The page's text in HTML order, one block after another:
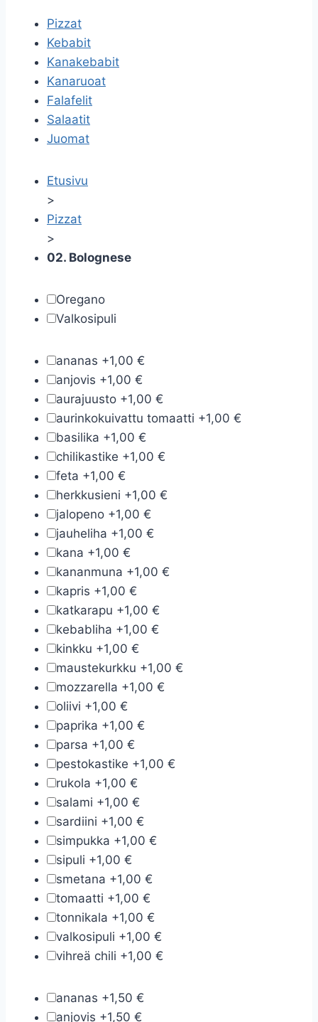
Pizzat
Kebabit
Kanakebabit
Kanaruoat
Falafelit
Salaatit
Juomat
Etusivu
>
Pizzat
>
02. Bolognese
Oregano
Valkosipuli
ananas +1,00 €
anjovis +1,00 €
aurajuusto +1,00 €
aurinkokuivattu tomaatti +1,00 €
basilika +1,00 €
chilikastike +1,00 €
feta +1,00 €
herkkusieni +1,00 €
jalopeno +1,00 €
jauheliha +1,00 €
kana +1,00 €
kananmuna +1,00 €
kapris +1,00 €
katkarapu +1,00 €
kebabliha +1,00 €
kinkku +1,00 €
maustekurkku +1,00 €
mozzarella +1,00 €
oliivi +1,00 €
paprika +1,00 €
parsa +1,00 €
pestokastike +1,00 €
rukola +1,00 €
salami +1,00 €
sardiini +1,00 €
simpukka +1,00 €
sipuli +1,00 €
smetana +1,00 €
tomaatti +1,00 €
tonnikala +1,00 €
valkosipuli +1,00 €
vihreä chili +1,00 €
ananas +1,50 €
anjovis +1,50 €